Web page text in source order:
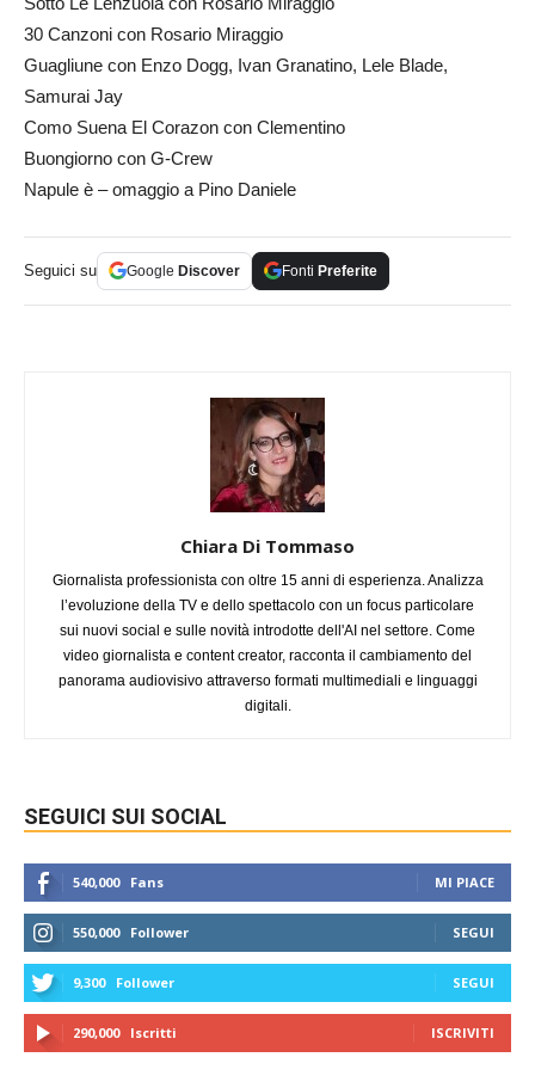
30 Canzoni con Rosario Miraggio
Guagliune con Enzo Dogg, Ivan Granatino, Lele Blade,
Samurai Jay
Como Suena El Corazon con Clementino
Buongiorno con G-Crew
Napule è – omaggio a Pino Daniele
Seguici su Google Discover Fonti Preferite
Chiara Di Tommaso
Giornalista professionista con oltre 15 anni di esperienza. Analizza
l’evoluzione della TV e dello spettacolo con un focus particolare
sui nuovi social e sulle novità introdotte dell'AI nel settore. Come
video giornalista e content creator, racconta il cambiamento del
panorama audiovisivo attraverso formati multimediali e linguaggi
digitali.
SEGUICI SUI SOCIAL
540,000 Fans MI PIACE
550,000 Follower SEGUI
9,300 Follower SEGUI
290,000 Iscritti ISCRIVITI